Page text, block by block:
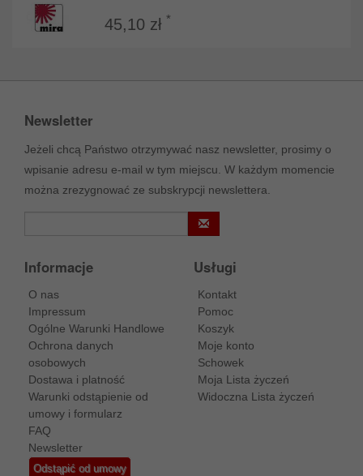
45,10 zł *
Newsletter
Jeżeli chcą Państwo otrzymywać nasz newsletter, prosimy o
wpisanie adresu e-mail w tym miejscu. W każdym momencie
można zrezygnować ze subskrypcji newslettera.
Informacje
O nas
Impressum
Ogólne Warunki Handlowe
Ochrona danych
osobowych
Dostawa i platność
Warunki odstąpienie od
umowy i formularz
FAQ
Newsletter
Odstąpić od umowy
Usługi
Kontakt
Pomoc
Koszyk
Moje konto
Schowek
Moja Lista życzeń
Widoczna Lista życzeń